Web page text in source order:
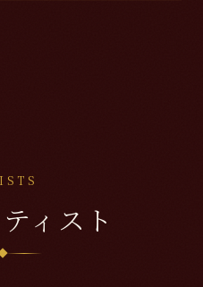
ィスト